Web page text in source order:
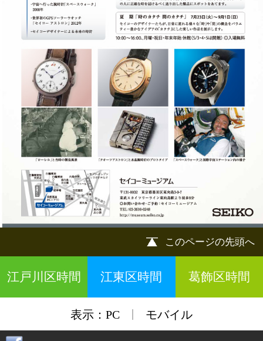
表示：PC モバイル
© 2013 art blue Inc.